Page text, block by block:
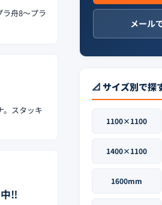
舟8〜プラ
スタッキ
‼︎
メール
📐 サイズ別で探
1100×1100
1400×1100
1600mm